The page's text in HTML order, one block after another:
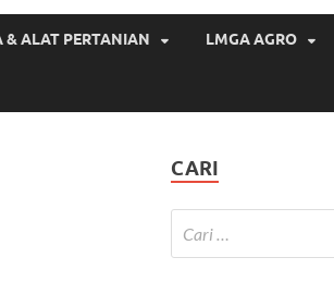
& ALAT PERTANIAN LMGA AGRO
CARI